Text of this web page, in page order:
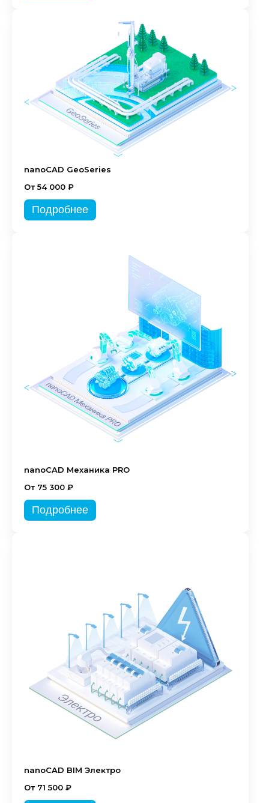
nanoCAD GeoSeries
От 54 000 ₽
Подробнее
nanoCAD Механика PRO
От 75 300 ₽
Подробнее
nanoCAD BIM Электро
От 71 500 ₽